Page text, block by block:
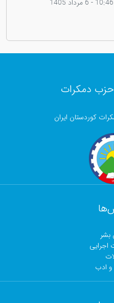
دمکرات
کوردستان ایران
بشر
اجرایی
ادب